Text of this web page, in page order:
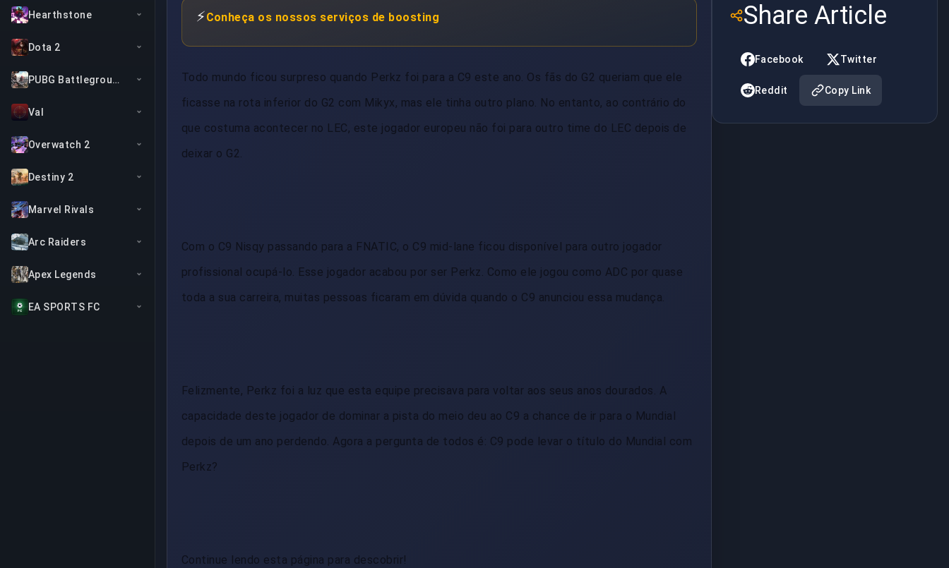
Hearthstone
Dota 2
PUBG Battlegrounds
Val
Overwatch 2
Destiny 2
Marvel Rivals
Arc Raiders
Apex Legends
EA SPORTS FC
⚡Conheça os nossos serviços de boosting
Todo mundo ficou surpreso quando Perkz foi para a C9 este ano. Os fãs do G2 queriam que ele
ficasse na rota inferior do G2 com Mikyx, mas ele tinha outro plano. No entanto, ao contrário do
que costuma acontecer no LEC, este jogador europeu não foi para outro time do LEC depois de
deixar o G2.
Com o C9 Nisqy passando para a FNATIC, o C9 mid-lane ficou disponível para outro jogador
profissional ocupá-lo. Esse jogador acabou por ser Perkz. Como ele jogou como ADC por quase
toda a sua carreira, muitas pessoas ficaram em dúvida quando o C9 anunciou essa mudança.
Felizmente, Perkz foi a luz que esta equipe precisava para voltar aos seus anos dourados. A
capacidade deste jogador de dominar a pista do meio deu ao C9 a chance de ir para o Mundial
depois de um ano perdendo. Agora a pergunta de todos é: C9 pode levar o título do Mundial com
Perkz?
Continue lendo esta página para descobrir!
Share Article
Facebook Twitter
Reddit Copy Link